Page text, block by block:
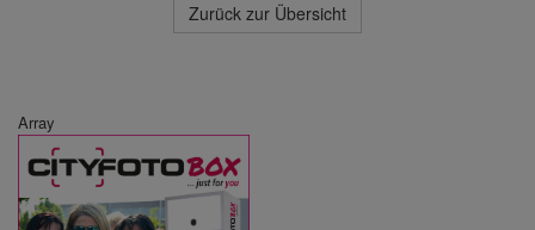
Zurück zur Übersicht
Array